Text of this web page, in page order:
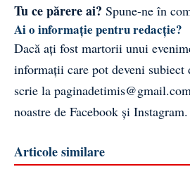
Tu ce părere ai? Spune-ne în
Ai o informație pentru redacție?
Dacă ați fost martorii unui
informații care pot deveni subiect
scrie la
noastre de Facebook și Instagram.
Articole similare